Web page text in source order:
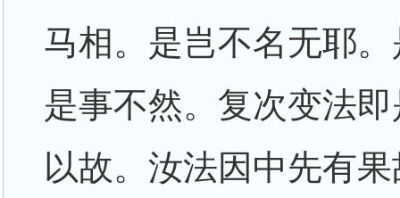
马相。是岂不名无耶
是事不然。复次变法
以故。汝法因中先有